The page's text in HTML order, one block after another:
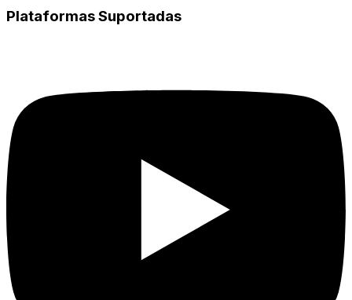
Plataformas Suportadas